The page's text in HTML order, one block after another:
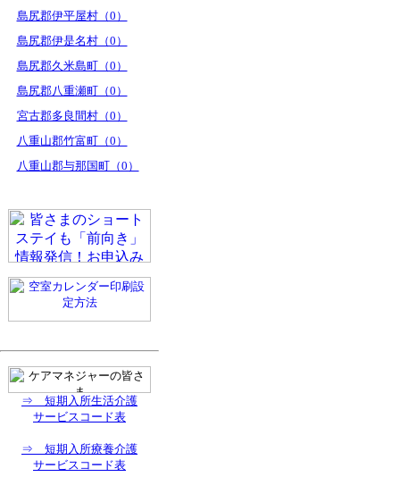
島尻郡伊平屋村（0）
島尻郡伊是名村（0）
島尻郡久米島町（0）
島尻郡八重瀬町（0）
宮古郡多良間村（0）
八重山郡竹富町（0）
八重山郡与那国町（0）
⇒ 短期入所生活介護
サービスコード表
⇒ 短期入所療養介護
サービスコード表